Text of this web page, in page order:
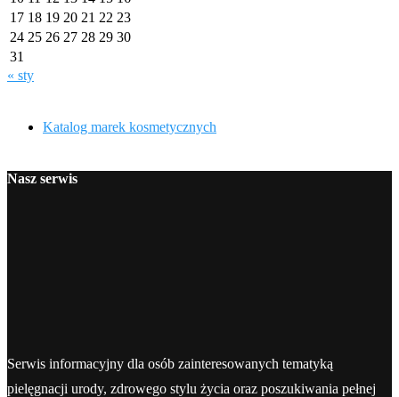
17 18 19 20 21 22 23
24 25 26 27 28 29 30
31
« sty
Katalog marek kosmetycznych
Nasz serwis
Serwis informacyjny dla osób zainteresowanych tematyką
pielęgnacji urody, zdrowego stylu życia oraz poszukiwania pełnej